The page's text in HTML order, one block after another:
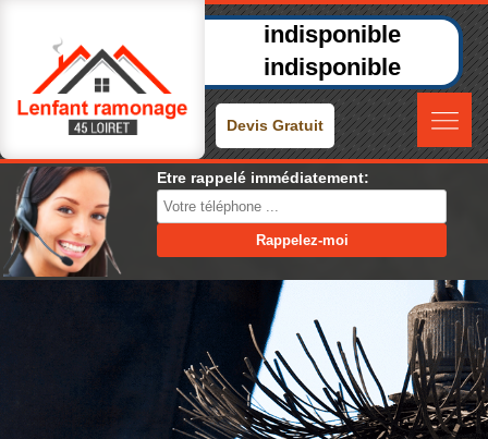
indisponible
indisponible
Devis Gratuit
Etre rappelé immédiatement: